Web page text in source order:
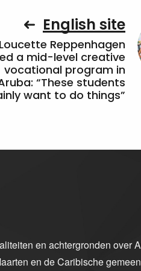
English site
Loucette Reppenhagen
a mid-level creative
vocational program in
“These students
want to do things”
en achtergronden over
en de Caribische